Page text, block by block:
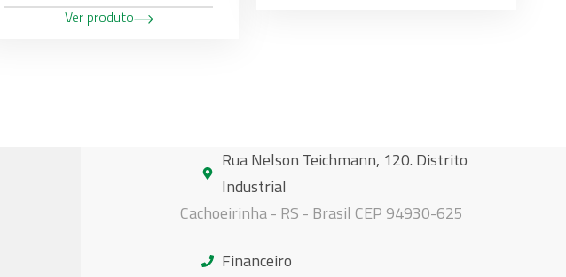
Ver produto
Rua Nelson Teichmann, 120. Distrito
Industrial
Cachoeirinha - RS - Brasil CEP 94930-625
Financeiro